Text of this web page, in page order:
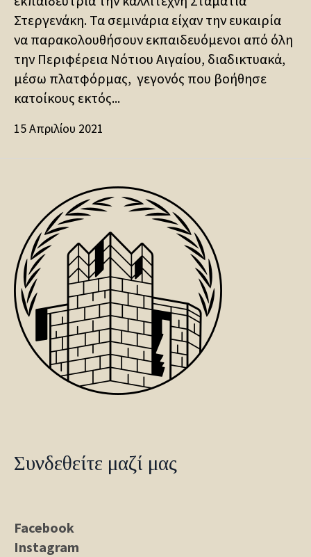
Στεργενάκη. Τα σεμινάρια είχαν την ευκαιρία
να παρακολουθήσουν εκπαιδευόμενοι από όλη
την Περιφέρεια Νότιου Αιγαίου, διαδικτυακά,
μέσω πλατφόρμας, γεγονός που βοήθησε
κατοίκους εκτός...
15 Απριλίου 2021
Συνδεθείτε μαζί μας
Facebook
Instagram